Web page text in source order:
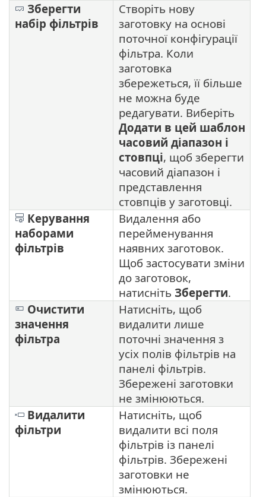
Зберегти
набір фільтрів
Створіть нову
заготовку на основі
поточної конфігурації
фільтра. Коли
заготовка
збережеться, її більше
не можна буде
редагувати. Виберіть
Додати в цей шаблон
часовий діапазон і
стовпці, щоб зберегти
часовий діапазон і
представлення
стовпців у заготовці.
Керування
наборами
фільтрів
Видалення або
перейменування
наявних заготовок.
Щоб застосувати зміни
до заготовок,
натисніть Зберегти.
Очистити
значення
фільтра
Натисніть, щоб
видалити лише
поточні значення з
усіх полів фільтрів на
панелі фільтрів.
Збережені заготовки
не змінюються.
Видалити
фільтри
Натисніть, щоб
видалити всі поля
фільтрів із панелі
фільтрів. Збережені
заготовки не
змінюються.